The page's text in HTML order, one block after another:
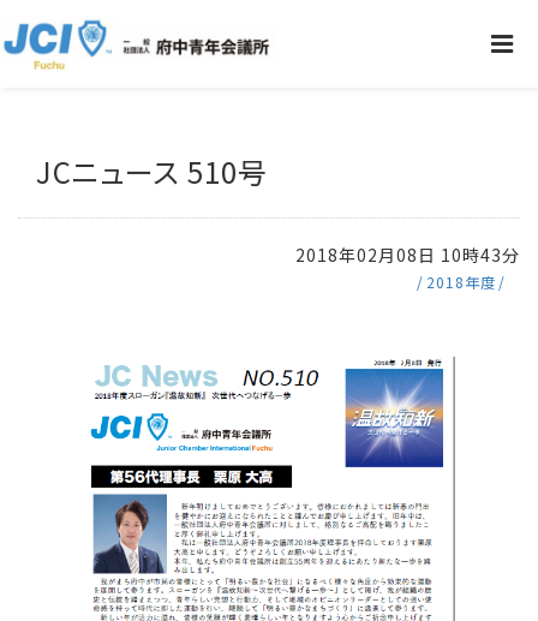
JCニュース 510号
2018年02月08日 10時43分
2018年度